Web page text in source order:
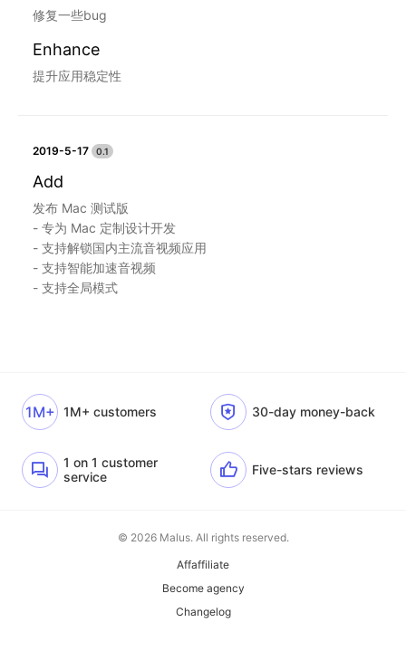
修复一些bug
Enhance
提升应用稳定性
2019-5-17 0.1
Add
发布 Mac 测试版
- 专为 Mac 定制设计开发
- 支持解锁国内主流音视频应用
- 支持智能加速音视频
- 支持全局模式
1M+ 1M+ customers 30-day money-back
1 on 1 customer
service
Five-stars reviews
© 2026 Malus. All rights reserved.
Affaffiliate
Become agency
Changelog